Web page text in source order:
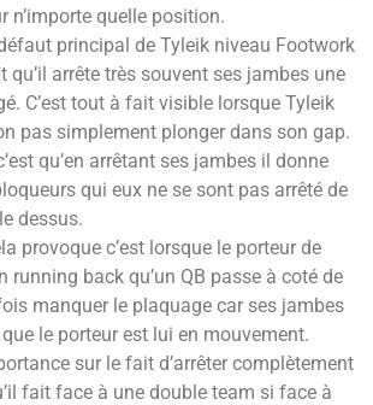
n’importe quelle position.
principal de Tyleik niveau Footwork
qu’il arrête très souvent ses jambes une
C’est tout à fait visible lorsque Tyleik
pas simplement plonger dans son gap.
qu’en arrêtant ses jambes il donne
qui eux ne se sont pas arrêté de
dessus.
provoque c’est lorsque le porteur de
running back qu’un QB passe à coté de
manquer le plaquage car ses jambes
le porteur est lui en mouvement.
sur le fait d’arrêter complètement
fait face à une double team si face à